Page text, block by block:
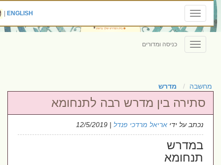
Toggle
navigation
ENGLISH
|
Toggle
navigation
כניסה ומדורים
מחשבה מדרש
סתירה בין מדרש רבה לתנחומא
נכתב על ידיאריאל מרדכי פנדל| 12/5/2019
במדרש
תנחומא